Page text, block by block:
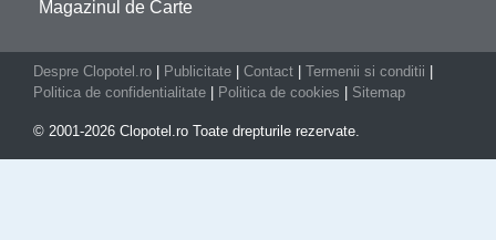
Magazinul de Carte
Despre Clopotel.ro Publicitate Contact Termenii si conditii
Politica de confidentialitate
Politica de cookies Sitemap
© 2001-2026 Clopotel.ro Toate drepturile rezervate.